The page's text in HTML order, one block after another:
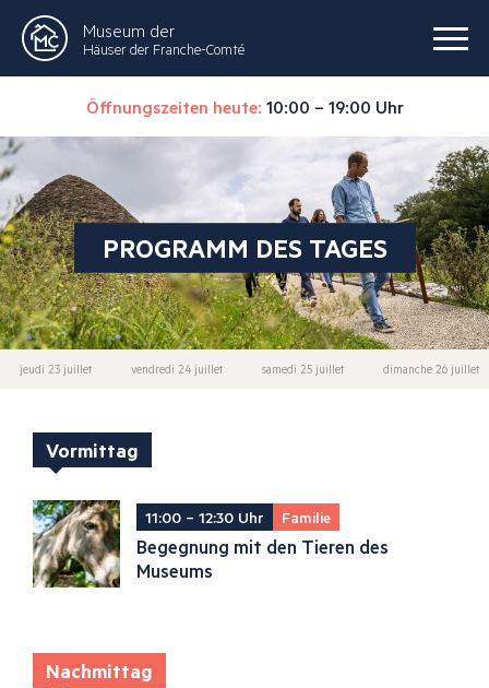
Museum der
Häuser der Franche-Comté
Öffnungszeiten heute: 10:00 – 19:00 Uhr
PROGRAMM DES TAGES
jeudi 23 juillet vendredi 24 juillet samedi 25 juillet dimanche 26 juillet
Vormittag
11:00 – 12:30 Uhr Familie
Begegnung mit den Tieren des
Museums
Nachmittag